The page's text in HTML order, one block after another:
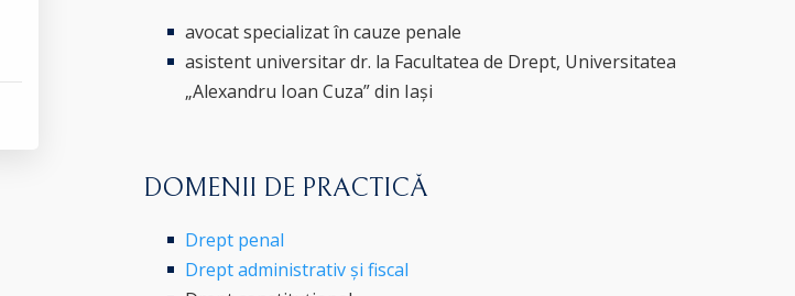
avocat specializat în cauze penale
asistent universitar dr. la Facultatea de Drept, Universitatea
„Alexandru Ioan Cuza” din Iași
DOMENII DE PRACTICĂ
Drept penal
Drept administrativ și fiscal